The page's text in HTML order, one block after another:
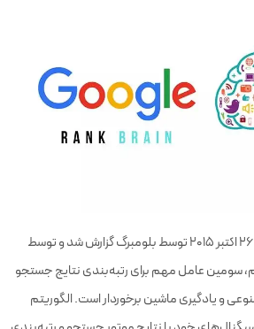
الگوریتم رنک برین در تاریخ 26 اکتبر 2015 توسط بلومبرگ گزارش شد و توسط
سومین عامل مهم برای رتبه‌بندی نتایج جستجو
و یادگیری ماشین برخوردار است. الگوریتم